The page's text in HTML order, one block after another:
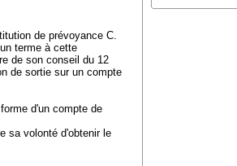
de prévoyance C.
terme à cette
de son conseil du 12
de sortie sur un compte
d'un compte de
sa volonté d'obtenir le